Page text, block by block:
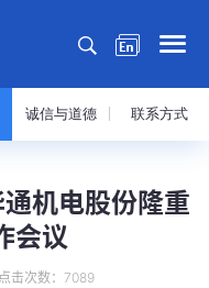
诚信与道德 联系方式
机电股份隆重
会议
次数：7089